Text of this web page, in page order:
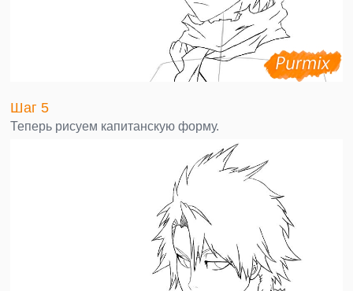
Шаг 5
Теперь рисуем капитанскую форму.